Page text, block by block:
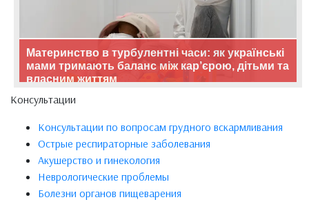
Материнство в турбулентні часи: як українські
мами тримають баланс між кар’єрою, дітьми та
власним життям
Консультации
Консультации по вопросам грудного вскармливания
Острые респираторные заболевания
Акушерство и гинекология
Неврологические проблемы
Болезни органов пищеварения